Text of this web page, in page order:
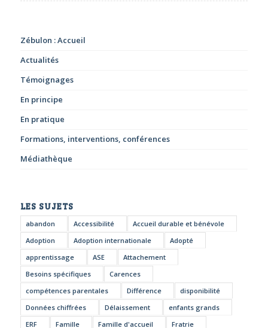
Zébulon : Accueil
Actualités
Témoignages
En principe
En pratique
Formations, interventions, conférences
Médiathèque
LES SUJETS
abandon Accessibilité
Accueil durable et bénévole
Adoption
Adoption internationale
Adopté
apprentissage
ASE
Attachement
Besoins spécifiques
Carences
compétences parentales
Différence
disponibilité
Données chiffrées
Délaissement
enfants grands
ERF
Famille Famille d'accueil Fratrie